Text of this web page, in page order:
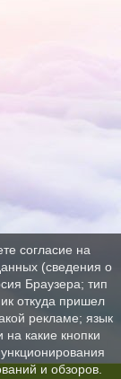
согласие на
(сведения о
Браузера; тип
откуда пришел
рекламе; язык
какие кнопки
и обзоров.